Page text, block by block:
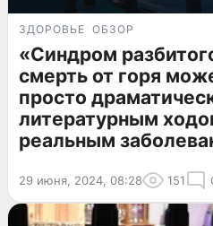
ЗДОРОВЬЕ ОБЗОР
«Синдром
смерть от горя
просто
литературным
реальным
29 июня, 2024, 08:28 151